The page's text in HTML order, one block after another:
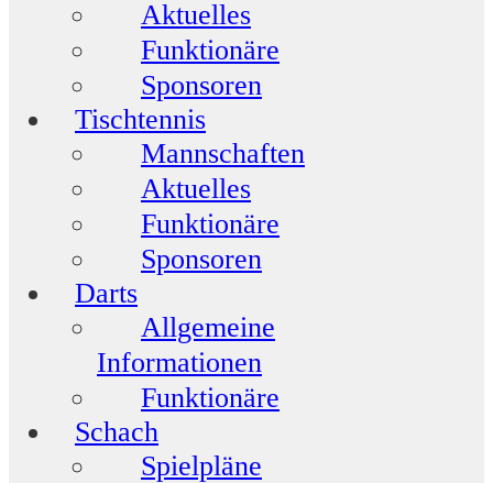
Aktuelles
Funktionäre
Sponsoren
Tischtennis
Mannschaften
Aktuelles
Funktionäre
Sponsoren
Darts
Allgemeine
Informationen
Funktionäre
Schach
Spielpläne